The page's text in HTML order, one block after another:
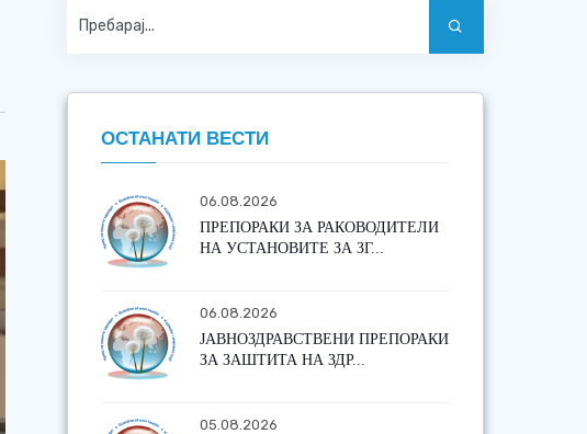
ОСТАНАТИ ВЕСТИ
06.08.2026
ПРЕПОРАКИ ЗА РАКОВОДИТЕЛИ
НА УСТАНОВИТЕ ЗА ЗГ...
06.08.2026
ЈАВНОЗДРАВСТВЕНИ ПРЕПОРАКИ
ЗА ЗАШТИТА НА ЗДР...
05.08.2026